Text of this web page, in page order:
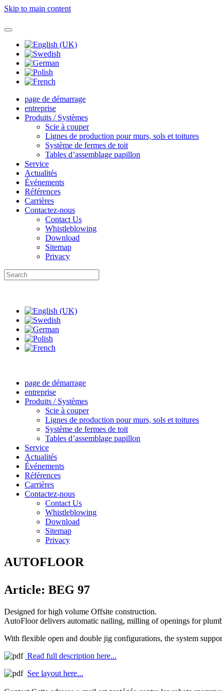
Skip to main content
page de démarrage
entreprise
Produits / Systèmes
Scie à couper
Lignes de production pour murs, sols et toitures
Système de fermes de toit
Tables d’assemblage papillon
Service
Actualités
Événements
Références
Carrières
Contactez-nous
Contact Us
Whistleblowing
Download
Sitemap
Privacy
page de démarrage
entreprise
Produits / Systèmes
Scie à couper
Lignes de production pour murs, sols et toitures
Système de fermes de toit
Tables d’assemblage papillon
Service
Actualités
Événements
Références
Carrières
Contactez-nous
Contact Us
Whistleblowing
Download
Sitemap
Privacy
AUTOFLOOR
Article: BEG 97
Designed for high volume Offsite construction.
AutoFloor delivers automatic nailing, milling of openings for
With flexible open and double jig configurations, the system
Read full description here...
See layout here...